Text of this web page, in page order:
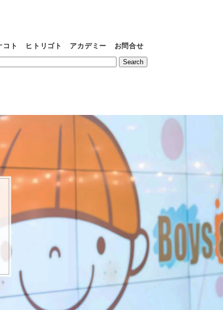
コト ヒトリゴト アカデミー お問合せ